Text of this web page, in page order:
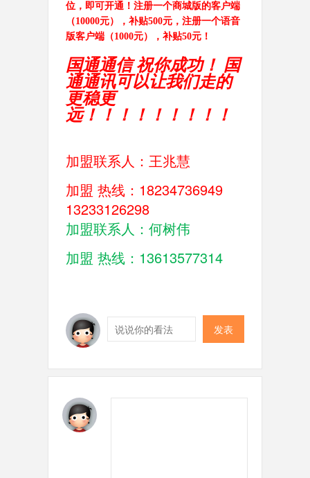
位，即可开通！注册一个商城版的客户端
（10000元），补贴500元，注册一个语音
版客户端（1000元），补贴50元！
国通通信 祝你成功！ 国
通通讯可以让我们走的
更稳更
远！！！！！！！！！
加盟联系人：王兆慧
加盟 热线：18234736949
13233126298
加盟联系人：何树伟
加盟 热线：13613577314
发表